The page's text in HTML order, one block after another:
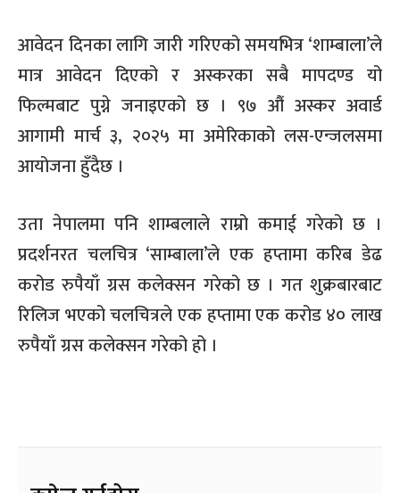
आवेदन दिनका लागि जारी गरिएको समयभित्र ‘शाम्बाला’ले
मात्र आवेदन दिएको र अस्करका सबै मापदण्ड यो
फिल्मबाट पुग्ने जनाइएको छ । ९७ औं अस्कर अवार्ड
आगामी मार्च ३, २०२५ मा अमेरिकाको लस-एन्जलसमा
आयोजना हुँदैछ ।
उता नेपालमा पनि शाम्बलाले राम्रो कमाई गरेको छ ।
प्रदर्शनरत चलचित्र ‘साम्बाला’ले एक हप्तामा करिब डेढ
करोड रुपैयाँ ग्रस कलेक्सन गरेको छ । गत शुक्रबारबाट
रिलिज भएको चलचित्रले एक हप्तामा एक करोड ४० लाख
रुपैयाँ ग्रस कलेक्सन गरेको हो ।